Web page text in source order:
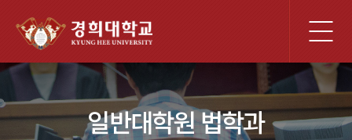
체
메
뉴
일반대학원 법학과